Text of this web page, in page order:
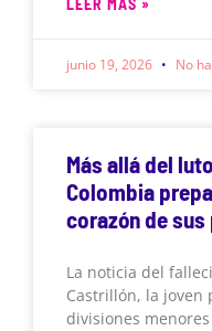
LEER MÁS »
junio 19, 2026 No
Más allá del
Colombia
corazón de
La noticia del
Castrillón, la joven
divisiones